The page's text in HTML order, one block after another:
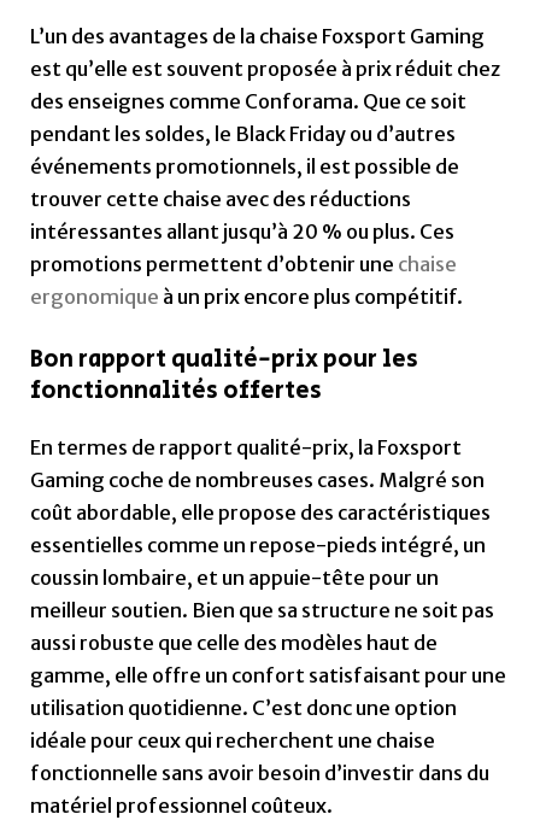
L’un des avantages de la chaise Foxsport Gaming
est qu’elle est souvent proposée à prix réduit chez
des enseignes comme Conforama. Que ce soit
pendant les soldes, le Black Friday ou d’autres
événements promotionnels, il est possible de
trouver cette chaise avec des réductions
intéressantes allant jusqu’à 20 % ou plus. Ces
promotions permettent d’obtenir une chaise
ergonomique à un prix encore plus compétitif.
Bon rapport qualité-prix pour les
fonctionnalités offertes
En termes de rapport qualité-prix, la Foxsport
Gaming coche de nombreuses cases. Malgré son
coût abordable, elle propose des caractéristiques
essentielles comme un repose-pieds intégré, un
coussin lombaire, et un appuie-tête pour un
meilleur soutien. Bien que sa structure ne soit pas
aussi robuste que celle des modèles haut de
gamme, elle offre un confort satisfaisant pour une
utilisation quotidienne. C’est donc une option
idéale pour ceux qui recherchent une chaise
fonctionnelle sans avoir besoin d’investir dans du
matériel professionnel coûteux.